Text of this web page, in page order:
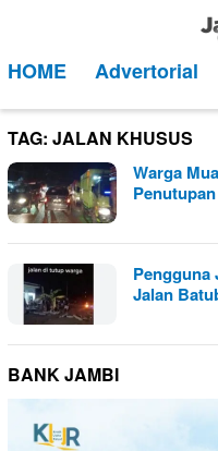
kontenMobile
HOME Advertorial
TAG: JALAN KHUSUS
Warga
Pengguna
Jalan
BANK JAMBI